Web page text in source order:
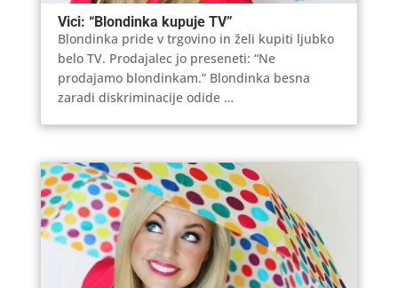
Vici: “Blondinka kupuje TV”
Blondinka pride v trgovino in želi kupiti ljubko
belo TV. Prodajalec jo preseneti: “Ne
prodajamo blondinkam.” Blondinka besna
zaradi diskriminacije odide …